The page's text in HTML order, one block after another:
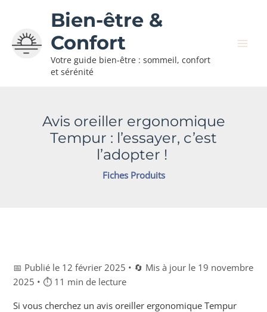
contenu
Bien-être &
Confort
Votre guide bien-être : sommeil, confort
et sérénité
Avis oreiller ergonomique
Tempur : l’essayer, c’est
l’adopter !
Fiches Produits
📅 Publié le 12 février 2025 • 🔄 Mis à jour le 19 novembre
2025 • ⏱ 11 min de lecture
Si vous cherchez un avis oreiller ergonomique Tempur